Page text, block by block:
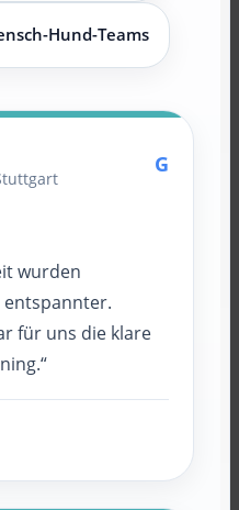
Hund-Teams
G
wurden
entspannter.
für uns die klare